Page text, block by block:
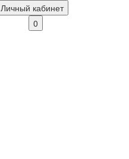
Личный кабинет
0